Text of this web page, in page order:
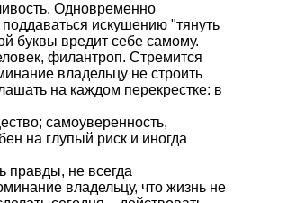
Одновременно
искушению "тянуть
буквы вредит себе самому.
филантроп. Стремится
владельцу не строить
на каждом перекрестке: в
самоуверенность,
на глупый риск и иногда
правды, не всегда
владельцу, что жизнь не